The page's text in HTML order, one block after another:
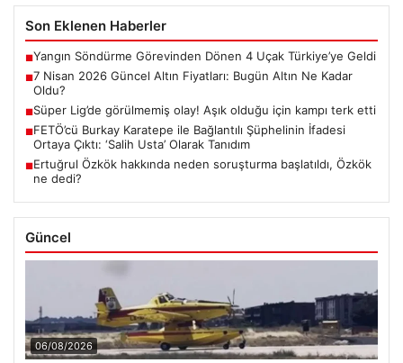
Son Eklenen Haberler
■Yangın Söndürme Görevinden Dönen 4 Uçak Türkiye’ye Geldi
■7 Nisan 2026 Güncel Altın Fiyatları: Bugün Altın Ne Kadar
Oldu?
■Süper Lig’de görülmemiş olay! Aşık olduğu için kampı terk etti
■FETÖ’cü Burkay Karatepe ile Bağlantılı Şüphelinin İfadesi
Ortaya Çıktı: ‘Salih Usta’ Olarak Tanıdım
■Ertuğrul Özkök hakkında neden soruşturma başlatıldı, Özkök
ne dedi?
Güncel
06/08/2026